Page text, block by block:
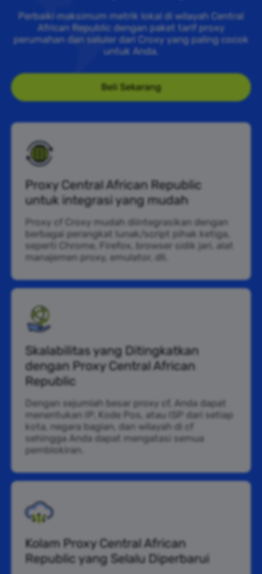
Perbaiki maksimum metrik lokal di wilayah Central
African Republic dengan paket tarif proxy
perumahan dan seluler dari Croxy yang paling cocok
untuk Anda.
Beli Sekarang
Proxy Central African Republic
untuk integrasi yang mudah
Proxy cf Croxy mudah diintegrasikan dengan
berbagai perangkat lunak/script pihak ketiga,
seperti Chrome, Firefox, browser sidik jari, alat
manajemen proxy, emulator, dll.
Skalabilitas yang Ditingkatkan
dengan Proxy Central African
Republic
Dengan sejumlah besar proxy cf, Anda dapat
menentukan IP, Kode Pos, atau ISP dari setiap
kota, negara bagian, dan wilayah di cf
sehingga Anda dapat mengatasi semua
pemblokiran.
Kolam Proxy Central African
Republic yang Selalu Diperbarui